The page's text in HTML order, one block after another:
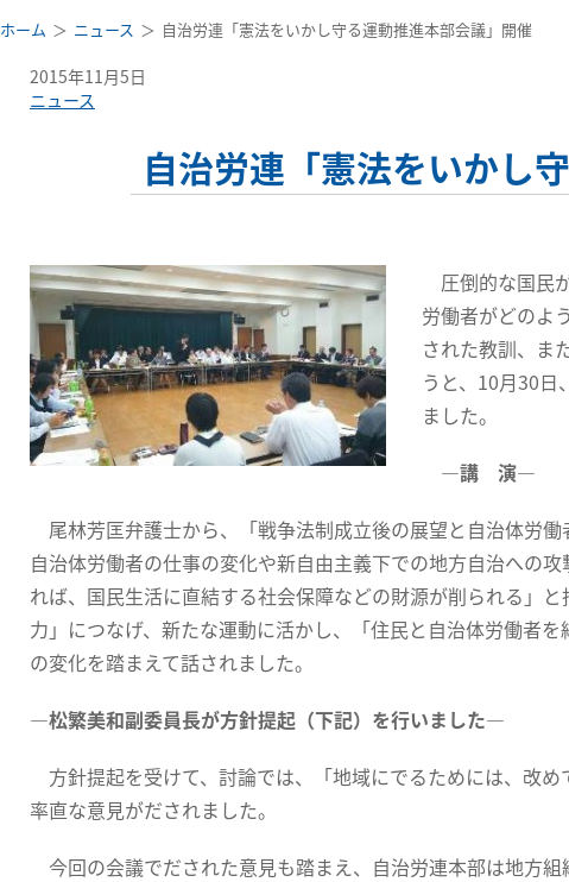
ホーム ニュース 自治労連「憲法をいかし守る運動推進本部会議」開催
2015年11月5日
ニュース
自治労連「憲法をいかし
圧倒的な国民
労働者がどのよ
された教訓、ま
うと、10月30日
ました。
―講 演―
尾林芳匡弁護士から、「戦争法制成立後の展望と自治体労
自治体労働者の仕事の変化や新自由主義下での地方自治への
れば、国民生活に直結する社会保障などの財源が削られる」
力」につなげ、新たな運動に活かし、「住民と自治体労働者
の変化を踏まえて話されました。
―松繁美和副委員長が方針提起（下記）を行いました―
方針提起を受けて、討論では、「地域にでるためには、改
率直な意見がだされました。
今回の会議でだされた意見も踏まえ、自治労連本部は地方